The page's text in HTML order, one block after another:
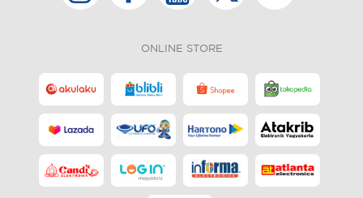
ONLINE STORE